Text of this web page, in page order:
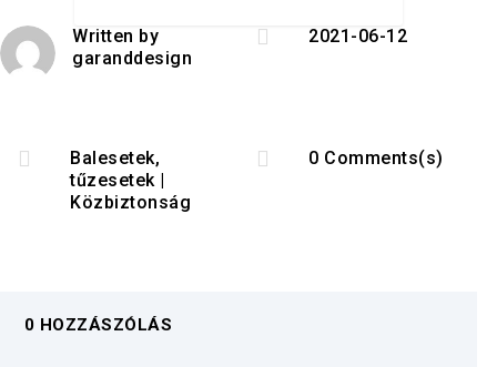
Written by
garanddesign
 2021-06-12

Balesetek,
tűzesetek |
Közbiztonság
 0 Comments(s)
0 HOZZÁSZÓLÁS